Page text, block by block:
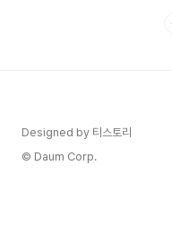
용'이라 불리는 싱가포르에서의
Designed by 티스토리
© Daum Corp.